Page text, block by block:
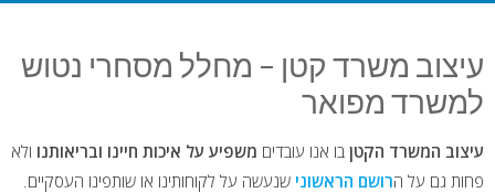
עיצוב משרד קטן – מחלל מסחרי נטוש
למשרד מפואר
עיצוב המשרד הקטן בו אנו עובדים משפיע על איכות חיינו ובריאותנו ולא
פחות גם על הרושם הראשוני שנעשה על לקוחותינו או שותפינו העסקיים.